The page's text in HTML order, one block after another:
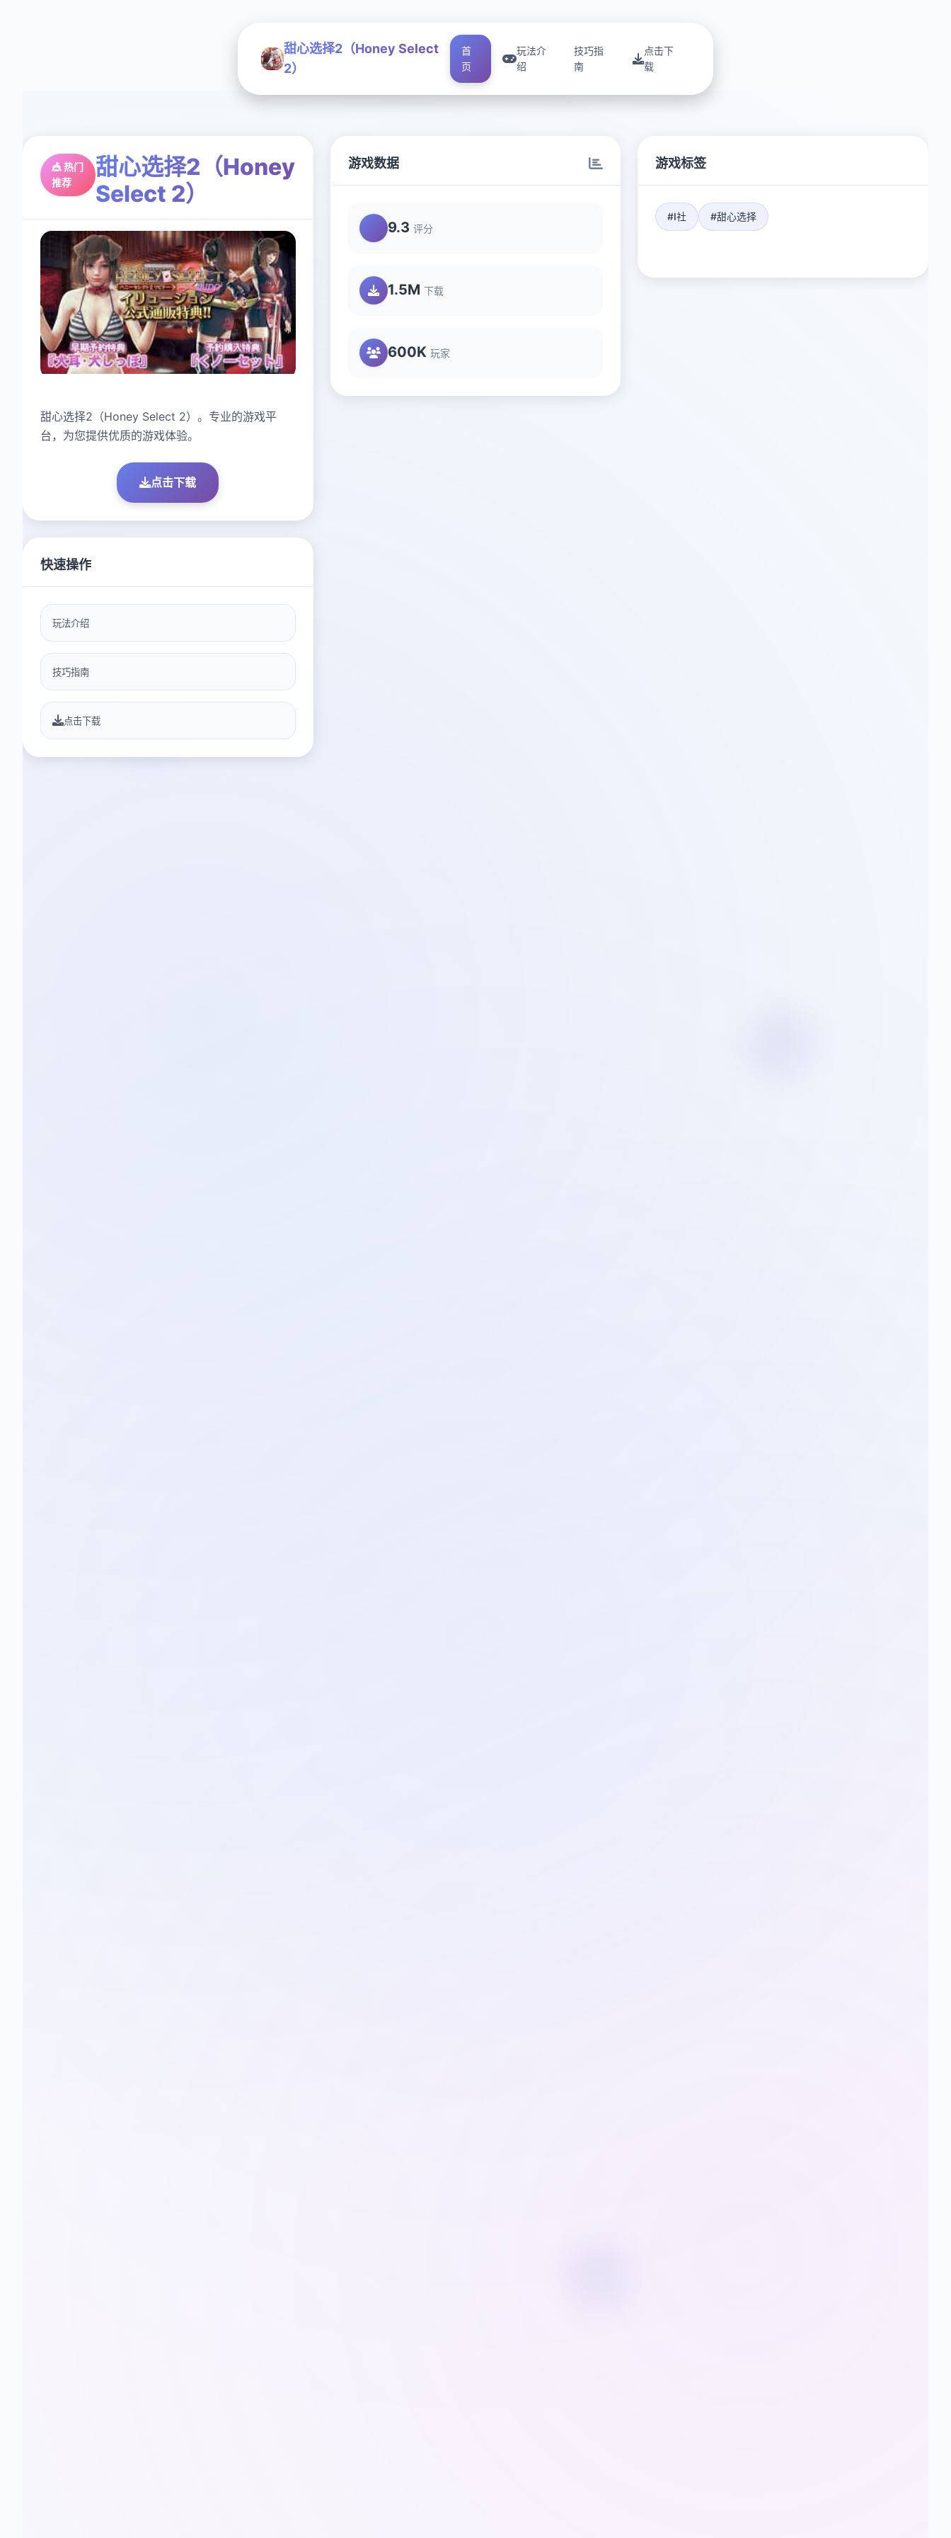
甜心选择2（Honey Select
2）
首
页
玩法介
绍
技巧指
南
点击下
载
🎪 热门
推荐
甜心选择2（Honey
Select 2）
甜心选择2（Honey Select 2）。专业的游戏平
台，为您提供优质的游戏体验。
点击下载
游戏数据
9.3 评分
1.5M 下载
600K 玩家
游戏标签
#I社 #甜心选择
快速操作
玩法介绍
技巧指南
点击下载